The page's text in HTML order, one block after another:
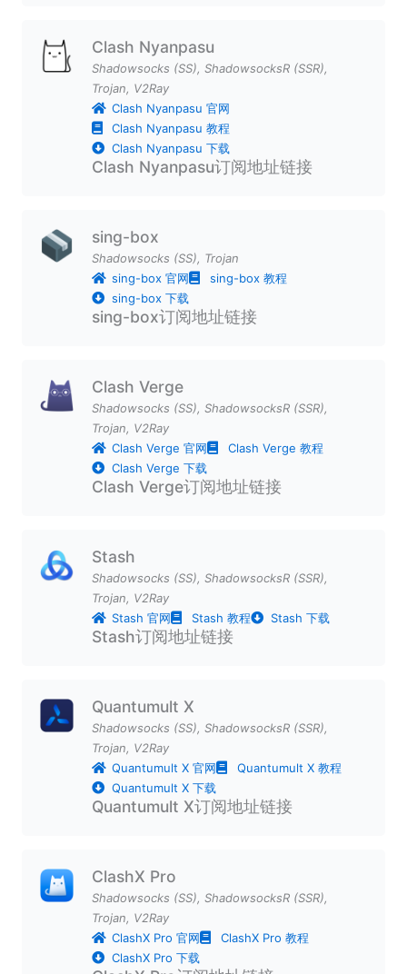
Clash Nyanpasu
Shadowsocks (SS), ShadowsocksR (SSR),
Trojan, V2Ray
Clash Nyanpasu 官网
Clash Nyanpasu 教程
Clash Nyanpasu 下载
Clash Nyanpasu订阅地址链接
sing-box
Shadowsocks (SS), Trojan
sing-box 官网
sing-box 教程
sing-box 下载
sing-box订阅地址链接
Clash Verge
Shadowsocks (SS), ShadowsocksR (SSR),
Trojan, V2Ray
Clash Verge 官网
Clash Verge 教程
Clash Verge 下载
Clash Verge订阅地址链接
Stash
Shadowsocks (SS), ShadowsocksR (SSR),
Trojan, V2Ray
Stash 官网
Stash 教程 Stash 下载
Stash订阅地址链接
Quantumult X
Shadowsocks (SS), ShadowsocksR (SSR),
Trojan, V2Ray
Quantumult X 官网
Quantumult X 教程
Quantumult X 下载
Quantumult X订阅地址链接
ClashX Pro
Shadowsocks (SS), ShadowsocksR (SSR),
Trojan, V2Ray
ClashX Pro 官网
ClashX Pro 教程
ClashX Pro 下载